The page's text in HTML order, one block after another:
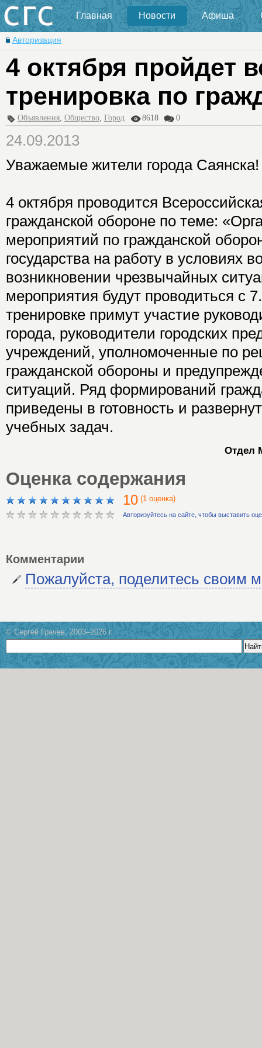
Главная Новости Афиша
Авторизация
4 октября пройдет
тренировка по
Объявления, Общество, Город 8618 0
24.09.2013
Уважаемые жители города Саянска!
4 октября проводится
гражданской обороне по теме:
мероприятий по гражданской
государства на работу в условиях
возникновении чрезвычайных
мероприятия будут проводиться с
тренировке примут участие
города, руководители городских
учреждений, уполномоченные по
гражданской обороны и
ситуаций. Ряд формирований
приведены в готовность и
учебных задач.
Отдел
Оценка содержания
10 (1 оценка)
Авторизуйтесь на сайте, чтобы выставить
Комментарии
Пожалуйста, поделитесь своим
© Сергей Грачев, 2003–2026 г.